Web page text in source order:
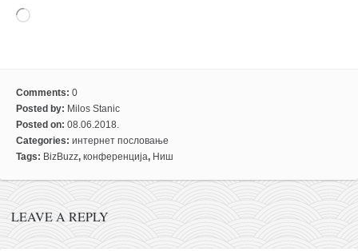
кихон
наиханчи
кушанку
пасаи
темашивари
кобудо
Loading…
Comments: 0
Posted by: Milos Stanic
Posted on: 08.06.2018.
Categories: интернет пословање
Tags: BizBuzz, конференција, Ниш
LEAVE A REPLY